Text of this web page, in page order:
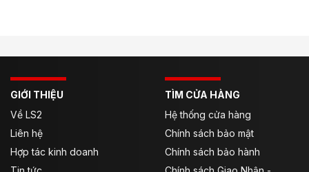
GIỚI THIỆU
Về LS2
Liên hệ
Hợp tác kinh doanh
TÌM CỬA HÀNG
Hệ thống cửa hàng
Chính sách bảo mật
Chính sách bảo hành